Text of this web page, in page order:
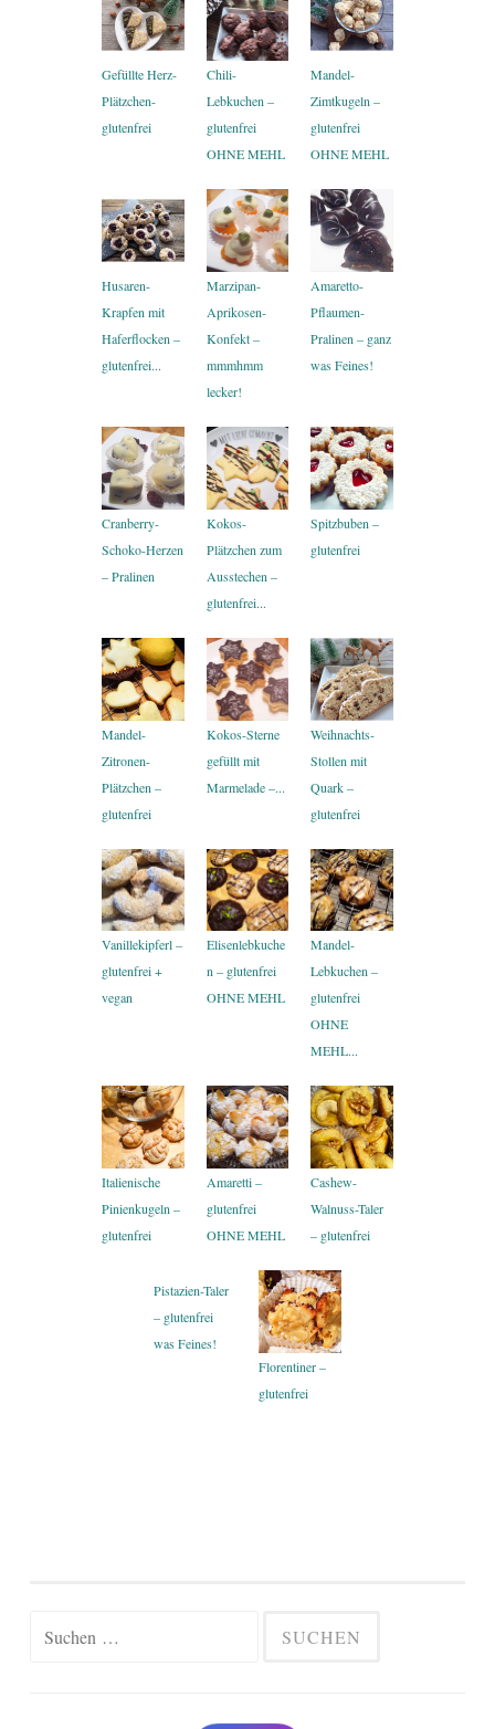
Gefüllte Herz-
Plätzchen-
glutenfrei
Chili-
Lebkuchen –
glutenfrei
OHNE MEHL
Mandel-
Zimtkugeln –
glutenfrei
OHNE MEHL
Husaren-
Krapfen mit
Haferflocken –
glutenfrei...
Marzipan-
Aprikosen-
Konfekt –
mmmhmm
lecker!
Amaretto-
Pflaumen-
Pralinen – ganz
was Feines!
Cranberry-
Schoko-Herzen
– Pralinen
Kokos-
Plätzchen zum
Ausstechen –
glutenfrei...
Spitzbuben –
glutenfrei
Mandel-
Zitronen-
Plätzchen –
glutenfrei
Kokos-Sterne
gefüllt mit
Marmelade –...
Weihnachts-
Stollen mit
Quark –
glutenfrei
Vanillekipferl –
glutenfrei +
vegan
Elisenlebkuche
n – glutenfrei
OHNE MEHL
Mandel-
Lebkuchen –
glutenfrei
OHNE
MEHL...
Italienische
Pinienkugeln –
glutenfrei
Amaretti –
glutenfrei
OHNE MEHL
Cashew-
Walnuss-Taler
– glutenfrei
Pistazien-Taler
– glutenfrei
was Feines!
Florentiner –
glutenfrei
Suchen